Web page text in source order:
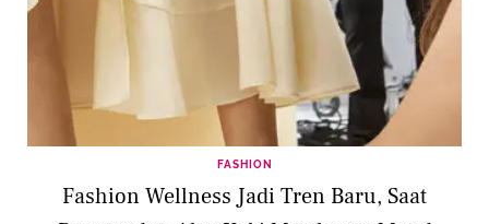
FASHION
Fashion Wellness Jadi Tren Baru, Saat